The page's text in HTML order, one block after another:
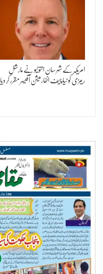
امریکہ کے شہر سان انتونیو نے مارشل
ریمزی کو نیا چیف انفارمیشن آفیسر مقرر کر دیا